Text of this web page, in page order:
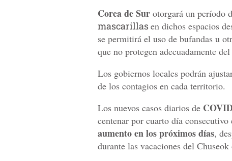
Corea de Sur otorgará un período
mascarillasen dichos espacios
se permitirá el uso de bufandas u
que no protegen adecuadamente del
Los gobiernos locales podrán
de los contagios en cada territorio.
Los nuevos casos diarios de
centenar por cuarto día
aumento en los próximos días,
durante las vacaciones del